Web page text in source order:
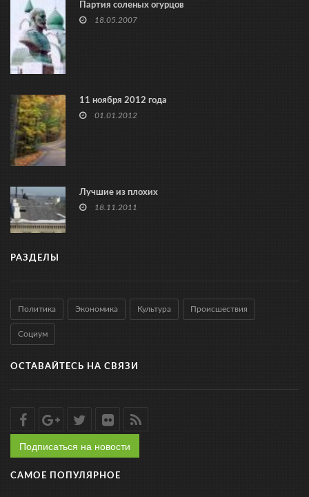
Партия соленых огурцов
18.05.2007
11 ноября 2012 года
01.01.2012
Лучшие из плохих
18.11.2011
РАЗДЕЛЫ
Политика Экономика Культура Происшествия
Социум
ОСТАВАЙТЕСЬ НА СВЯЗИ
Подписаться на новости
САМОЕ ПОПУЛЯРНОЕ